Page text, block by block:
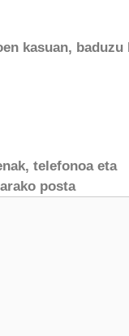
kasuan, baduzu
telefonoa eta
posta